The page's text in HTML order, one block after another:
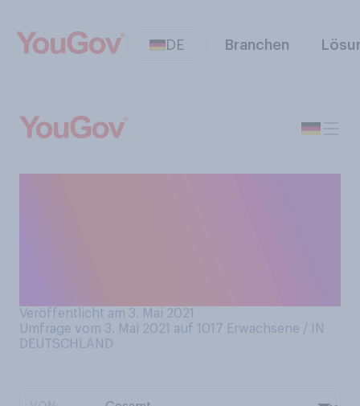
DE Branchen
Veröffentlicht am 3. Mai 2021
Umfrage vom 3. Mai 2021 auf 1017 Erwachsene / IN
DEUTSCHLAND